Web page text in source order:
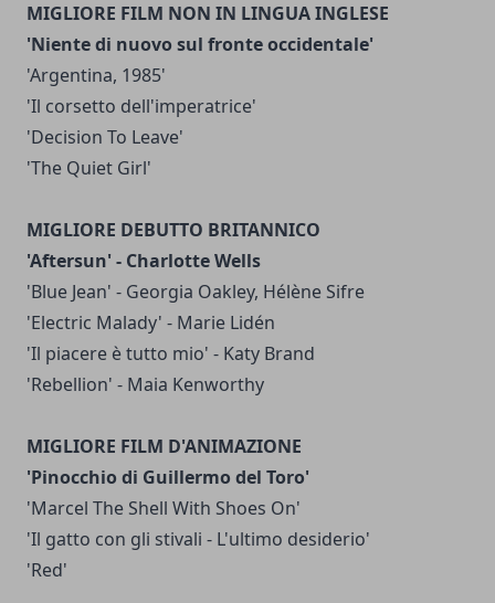
MIGLIORE FILM NON IN LINGUA INGLESE
'Niente di nuovo sul fronte occidentale'
'Argentina, 1985'
'Il corsetto dell'imperatrice'
'Decision To Leave'
'The Quiet Girl'
MIGLIORE DEBUTTO BRITANNICO
'Aftersun' - Charlotte Wells
'Blue Jean' - Georgia Oakley, Hélène Sifre
'Electric Malady' - Marie Lidén
'Il piacere è tutto mio' - Katy Brand
'Rebellion' - Maia Kenworthy
MIGLIORE FILM D'ANIMAZIONE
'Pinocchio di Guillermo del Toro'
'Marcel The Shell With Shoes On'
'Il gatto con gli stivali - L'ultimo desiderio'
'Red'